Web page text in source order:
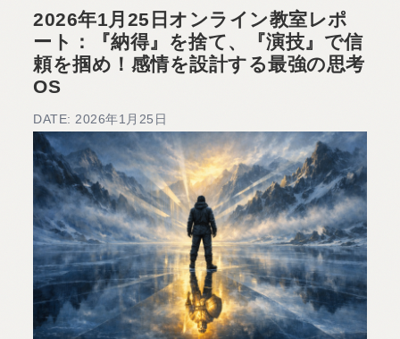
2026年1月25日オンライン教室レポ
ート：『納得』を捨て、『演技』で信
頼を掴め！感情を設計する最強の思考
OS
DATE: 2026年1月25日